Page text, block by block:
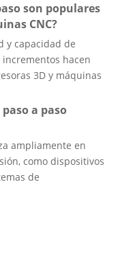
son populares
CNC?
y capacidad de
hacen
3D y máquinas
a paso
ampliamente en
como dispositivos
de